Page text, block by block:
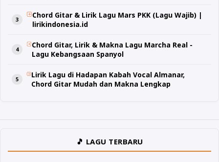
Chord Gitar & Lirik Lagu Mars PKK (Lagu Wajib) |
lirikindonesia.id
Chord Gitar, Lirik & Makna Lagu Marcha Real -
Lagu Kebangsaan Spanyol
Lirik Lagu di Hadapan Kabah Vocal Almanar,
Chord Gitar Mudah dan Makna Lengkap
🎵 LAGU TERBARU